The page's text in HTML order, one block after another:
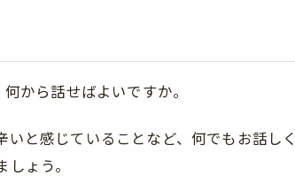
から話せばよいですか。
と感じていることなど、何でもお話し
ょう。